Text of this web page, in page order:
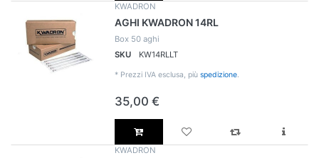
KWADRON
AGHI KWADRON 14RL
Box 50 aghi
SKU
KW14RLLT
* Prezzi IVA esclusa, più spedizione.
35,00 €
KWADRON